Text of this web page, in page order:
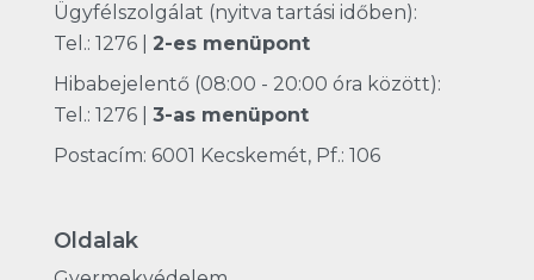
Ügyfélszolgálat (nyitva tartási időben):
Tel.: 1276| 2-es menüpont
Hibabejelentő (08:00 - 20:00 óra között):
Tel.: 1276| 3-as menüpont
Postacím: 6001 Kecskemét, Pf.: 106
Oldalak